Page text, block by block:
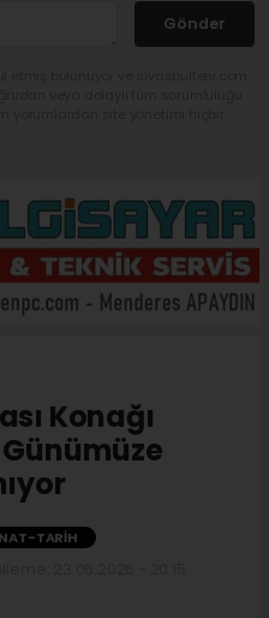
Gönder
Konağı
TARIH